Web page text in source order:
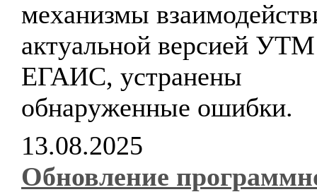
механизмы
актуальной версией УТМ
ЕГАИС, устранены
обнаруженные ошибки.
13.08.2025
Обновление